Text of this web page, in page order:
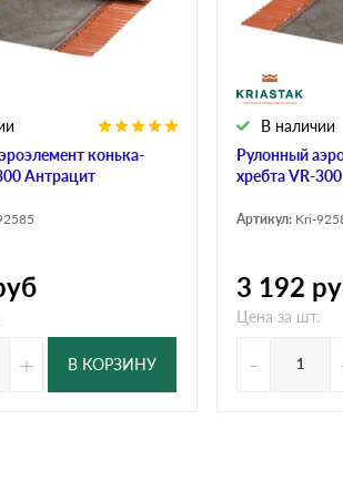
конька-
Антрацит
+ В КОРЗИНУ
Рулонный
хребта VR-
В наличии
Артикул: Kri-
3 192
Цена за шт.
-